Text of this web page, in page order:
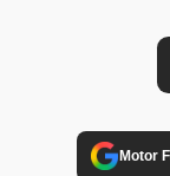
Motor